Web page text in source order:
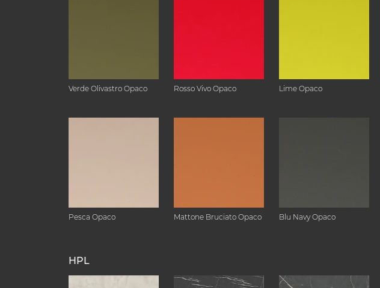
Verde Olivastro Opaco Rosso Vivo Opaco Lime Opaco
Pesca Opaco Mattone Bruciato Opaco Blu Navy Opaco
HPL